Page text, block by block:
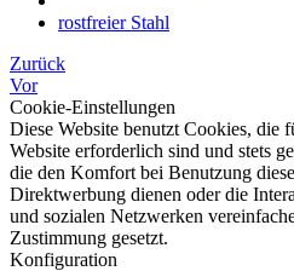
rostfreier Stahl
Zurück
Vor
Cookie-Einstellungen
Diese Website benutzt Cookies, die
Website erforderlich sind und stets
die den Komfort bei Benutzung
Direktwerbung dienen oder die
und sozialen Netzwerken
Zustimmung gesetzt.
Konfiguration